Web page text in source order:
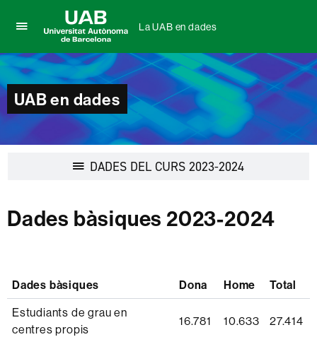
per
desplegar
el
menú
de
La
Universitat
Autònoma
de
Barcelona
La UAB en dades
UAB en dades
DADES DEL CURS 2023-2024
Dades bàsiques 2023-2024
Dades bàsiques Dona Home
Total
Estudiants de grau en
centres propis
16.781 10.633 27.414